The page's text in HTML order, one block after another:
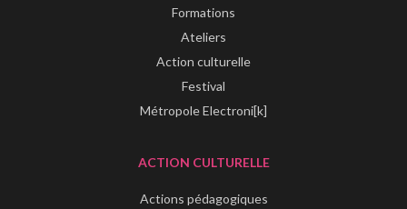
Formations
Ateliers
Action culturelle
Festival
Métropole Electroni[k]
ACTION CULTURELLE
Actions pédagogiques